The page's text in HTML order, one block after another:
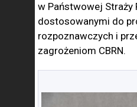
w Państwowej Straży
dostosowanymi do
rozpoznawczych i
zagrożeniom CBRN.